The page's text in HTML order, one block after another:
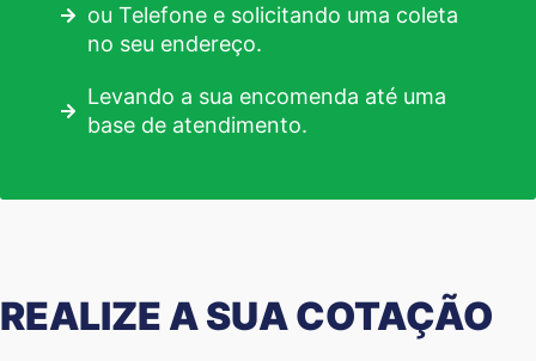
ou Telefone e solicitando uma coleta
no seu endereço.
Levando a sua encomenda até uma
base de atendimento.
REALIZE A SUA COTAÇÃO